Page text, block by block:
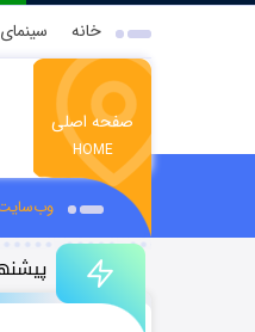
خانه
صفحه اصلی
HOME